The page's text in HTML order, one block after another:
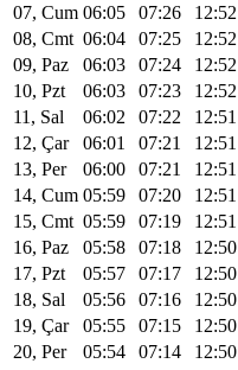
07, Cum 06:05 07:26 12:52
08, Cmt 06:04 07:25 12:52
09, Paz
06:03 07:24 12:52
10, Pzt
06:03 07:23 12:52
11, Sal
06:02 07:22 12:51
12, Çar
06:01 07:21 12:51
13, Per
06:00 07:21 12:51
14, Cum 05:59 07:20 12:51
15, Cmt 05:59 07:19 12:51
16, Paz
05:58 07:18 12:50
17, Pzt
05:57 07:17 12:50
18, Sal
05:56 07:16 12:50
19, Çar
05:55 07:15 12:50
20, Per
05:54 07:14 12:50